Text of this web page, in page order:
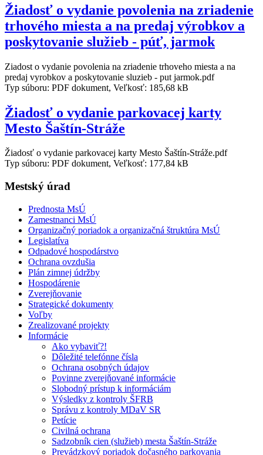
Žiadosť o vydanie povolenia na zriadenie
trhového miesta a na predaj výrobkov a
poskytovanie služieb - púť, jarmok
Ziadost o vydanie povolenia na zriadenie trhoveho miesta a na
predaj vyrobkov a poskytovanie sluzieb - put jarmok.pdf
Typ súboru: PDF dokument, Veľkosť: 185,68 kB
Žiadosť o vydanie parkovacej karty
Mesto Šaštín-Stráže
Žiadosť o vydanie parkovacej karty Mesto Šaštín-Stráže.pdf
Typ súboru: PDF dokument, Veľkosť: 177,84 kB
Mestský úrad
Prednosta MsÚ
Zamestnanci MsÚ
Organizačný poriadok a organizačná štruktúra MsÚ
Legislatíva
Odpadové hospodárstvo
Ochrana ovzdušia
Plán zimnej údržby
Hospodárenie
Zverejňovanie
Strategické dokumenty
Voľby
Zrealizované projekty
Informácie
Ako vybaviť?!
Dôležité telefónne čísla
Ochrana osobných údajov
Povinne zverejňované informácie
Slobodný prístup k informáciám
Výsledky z kontroly ŠFRB
Správu z kontroly MDaV SR
Petície
Civilná ochrana
Sadzobník cien (služieb) mesta Šaštín-Stráže
Prevádzkový poriadok dočasného parkovania